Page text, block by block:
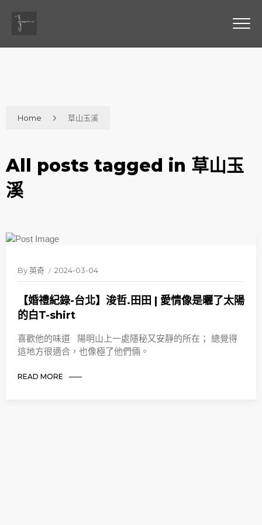
Home 草山玉溪
All posts tagged in 草山玉
溪
By英奇 2024-03-04
【婚禮紀錄-台北】浚哲.田田 | 愛情像是曬了太陽
的白T-shirt
喜歡他的味道 陽明山上一處隱秘又安靜的所在； 總覺得
這地方很適合，也像極了他們倆。
READ MORE